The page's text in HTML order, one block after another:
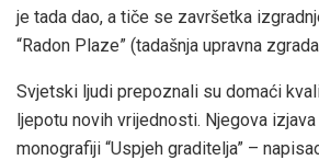
je tada dao, a tiče se završetka
“Radon Plaze” (tadašnja upravna
Svjetski ljudi prepoznali su domaći
ljepotu novih vrijednosti. Njegova
monografiji “Uspjeh graditelja” –